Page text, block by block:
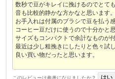
数秒で豆がキレイに挽けるのでとて
音も比較的静かな方かなと思います。
お手入れは付属のブラシで豆を払う感
コーヒー豆だけに使うので十分かと思
サイズもコンパクトで余計なものが
最近は少し粗挽きにしたりと色々試
良い買い物だったと思います。
このレビューは参考になりましたか？ はい